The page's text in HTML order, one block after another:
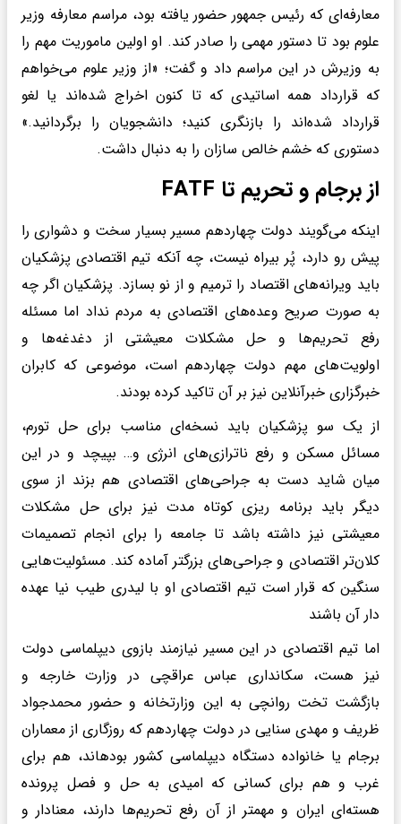
معارفه‌ای که رئیس جمهور حضور یافته بود، مراسم معارفه وزیر
علوم بود تا دستور مهمی را صادر کند. او اولین ماموریت مهم را
به وزیرش در این مراسم داد و گفت؛ «از وزیر علوم می‌خواهم
که قرارداد همه اساتیدی که تا کنون اخراج شده‌اند یا لغو
قرارداد شده‌اند را بازنگری کنید؛ دانشجویان را برگردانید.»
دستوری که خشم خالص سازان را به دنبال داشت.
از برجام و تحریم تا FATF
اینکه می‌گویند دولت چهاردهم مسیر بسیار سخت و دشواری را
پیش رو دارد، پُر بیراه نیست، چه آنکه تیم اقتصادی پزشکیان
باید ویرانه‌های اقتصاد را ترمیم و از نو بسازد. پزشکیان اگر چه
به صورت صریح وعده‌های اقتصادی به مردم نداد اما مسئله
رفع تحریم‌ها و حل مشکلات معیشتی از دغدغه‌ها و
اولویت‌های مهم دولت چهاردهم است، موضوعی که کابران
خبرگزاری خبرآنلاین نیز بر آن تاکید کرده بودند.
از یک سو پزشکیان باید نسخه‌ای مناسب برای حل تورم،
مسائل مسکن و رفع ناترازی‌های انرژی و… بپیچد و در این
میان شاید دست به جراحی‌های اقتصادی هم بزند از سوی
دیگر باید برنامه ریزی کوتاه مدت نیز برای حل مشکلات
معیشتی نیز داشته باشد تا جامعه را برای انجام تصمیمات
کلان‌تر اقتصادی و جراحی‌های بزرگتر آماده کند. مسئولیت‌هایی
سنگین که قرار است تیم اقتصادی او با لیدری طیب نیا عهده
دار آن باشند
اما تیم اقتصادی در این مسیر نیازمند بازوی دیپلماسی دولت
نیز هست، سکانداری عباس عراقچی در وزارت خارجه و
بازگشت تخت روانچی به این وزارتخانه و حضور محمدجواد
ظریف و مهدی سنایی در دولت چهاردهم که روزگاری از معماران
برجام یا خانواده دستگاه دیپلماسی کشور بودهاند، هم برای
غرب و هم برای کسانی که امیدی به حل و فصل پرونده
هسته‌ای ایران و مهمتر از آن رفع تحریم‌ها دارند، معنادار و